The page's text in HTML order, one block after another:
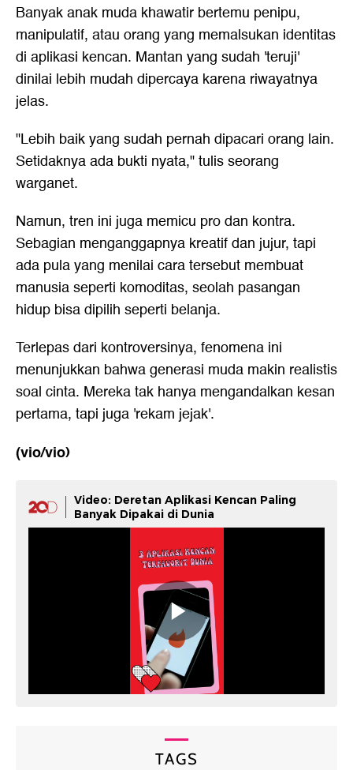
Banyak anak muda khawatir bertemu penipu,
manipulatif, atau orang yang memalsukan identitas
di aplikasi kencan. Mantan yang sudah 'teruji'
dinilai lebih mudah dipercaya karena riwayatnya
jelas.
"Lebih baik yang sudah pernah dipacari orang lain.
Setidaknya ada bukti nyata," tulis seorang
warganet.
Namun, tren ini juga memicu pro dan kontra.
Sebagian menganggapnya kreatif dan jujur, tapi
ada pula yang menilai cara tersebut membuat
manusia seperti komoditas, seolah pasangan
hidup bisa dipilih seperti belanja.
Terlepas dari kontroversinya, fenomena ini
menunjukkan bahwa generasi muda makin realistis
soal cinta. Mereka tak hanya mengandalkan kesan
pertama, tapi juga 'rekam jejak'.
(vio/vio)
Video: Deretan Aplikasi Kencan Paling
Banyak Dipakai di Dunia
TAGS